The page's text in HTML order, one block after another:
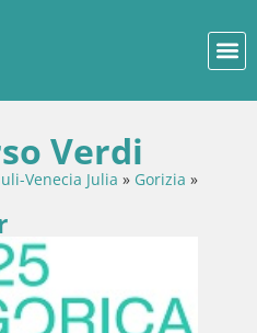
Verdi
Venecia Julia » Gorizia »